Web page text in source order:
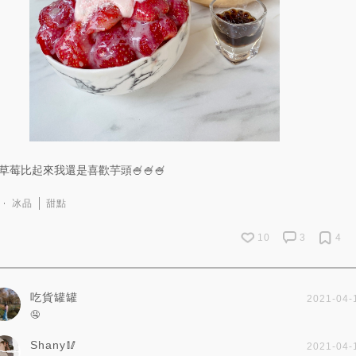
莓比起來我還是喜歡芋頭🍧🍧🍧
冰品 甜點
10 3 4
吃貨罐罐
2021-04-
🤤
Shany🥢 2021-04-